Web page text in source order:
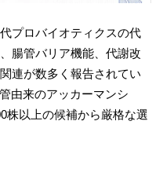
プロバイオティクスの代
腸管バリア機能、代謝改
連が数多く報告されてい
由来のアッカーマンシ
株以上の候補から厳格な選